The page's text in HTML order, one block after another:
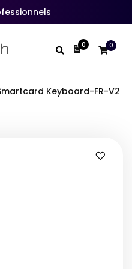
Mon devis
0 0
Keyboard-FR-V2